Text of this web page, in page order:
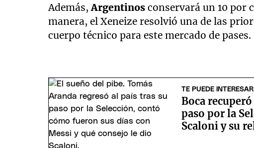
Además,Argentinosconservará un 10 por
manera, el Xeneize resolvió una de las
cuerpo técnico para este mercado de pases.
TE PUEDE INTERESAR
Boca
paso por la
Scaloni y su